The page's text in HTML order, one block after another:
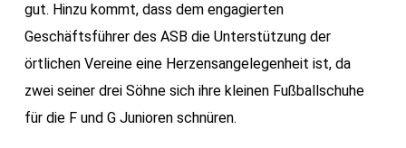
gut. Hinzu kommt, dass dem engagierten
Geschäftsführer des ASB die Unterstützung der
örtlichen Vereine eine Herzensangelegenheit ist, da
zwei seiner drei Söhne sich ihre kleinen Fußballschuhe
für die F und G Junioren schnüren.